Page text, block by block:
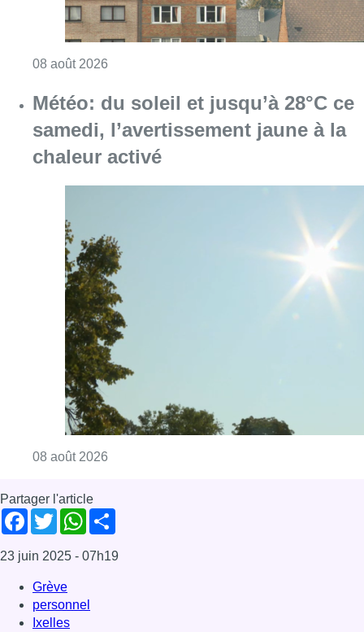
08 août 2026
Météo: du soleil et jusqu’à 28°C ce
samedi, l’avertissement jaune à la
chaleur activé
08 août 2026
Partager l'article
Facebook
TwitterWhatsApp
23 juin 2025 - 07h19
Grève
personnel
Ixelles